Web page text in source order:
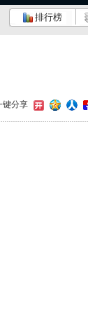
排行榜
键分享